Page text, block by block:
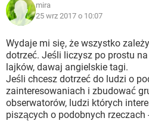
mira
25 wrz 2017 o 10:07
Wydaje mi się, że wszystko
dotrzeć. Jeśli liczysz po prostu
lajków, dawaj angielskie tagi.
Jeśli chcesz dotrzeć do ludzi o
zainteresowaniach i zbudować
obserwatorów, ludzi których
piszących o podobnych rzeczach